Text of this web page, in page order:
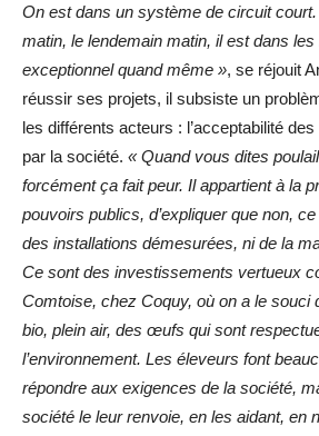
On est dans un système de circuit
matin, le lendemain matin, il est dans les
exceptionnel quand même », se réjouit
réussir ses projets, il subsiste un
les différents acteurs : l’acceptabilité
par la société. « Quand vous dites
forcément ça fait peur. Il appartient à la
pouvoirs publics, d’expliquer que non,
des installations démesurées, ni de la
Ce sont des investissements vertueux
Comtoise, chez Coquy, où on a le
bio, plein air, des œufs qui sont
l’environnement. Les éleveurs font
répondre aux exigences de la société,
société le leur renvoie, en les aidant, en